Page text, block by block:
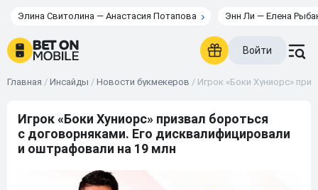
Элина Свитолина — Анастасия Потапова Энн Ли — Елена
Войти
Главная / Инсайды / Новости букмекеров / Игрок «Боки Хуниорс»
Игрок «Боки Хуниорс» призвал бороться
с договорняками. Его дисквалифицировали
и оштрафовали на 19 млн